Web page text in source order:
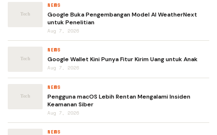
NEWS
Google Buka Pengembangan Model AI WeatherNext
untuk Penelitian
Aug 7, 2026
NEWS
Google Wallet Kini Punya Fitur Kirim Uang untuk Anak
Aug 7, 2026
NEWS
Pengguna macOS Lebih Rentan Mengalami Insiden
Keamanan Siber
Aug 7, 2026
NEWS